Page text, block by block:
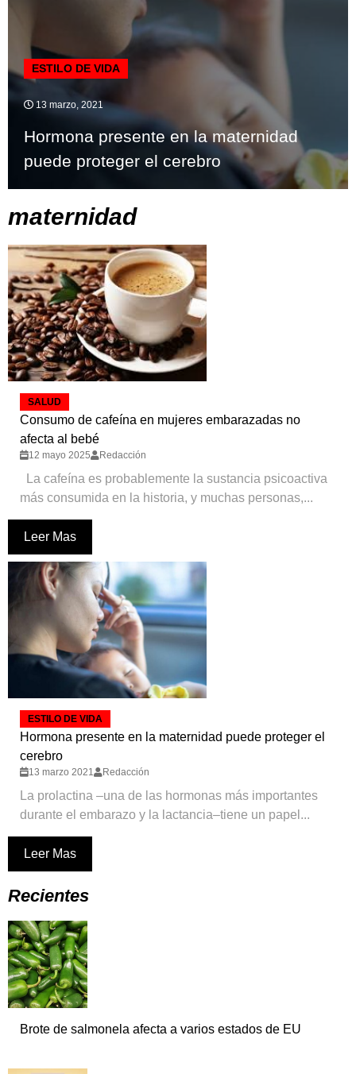
ESTILO DE VIDA
13 marzo, 2021
Hormona presente en la maternidad
puede proteger el cerebro
maternidad
SALUD
Consumo de cafeína en mujeres embarazadas no
afecta al bebé
12 mayo 2025 Redacción
La cafeína es probablemente la sustancia psicoactiva
más consumida en la historia, y muchas personas,...
Leer Mas
ESTILO DE VIDA
Hormona presente en la maternidad puede proteger el
cerebro
13 marzo 2021 Redacción
La prolactina –una de las hormonas más importantes
durante el embarazo y la lactancia–tiene un papel...
Leer Mas
Recientes
Brote de salmonela afecta a varios estados de EU